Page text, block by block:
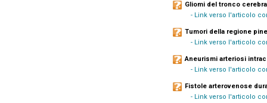
Gliomi del tronco
- Link verso l'articolo
Tumori della regione
- Link verso l'articolo
Aneurismi arteriosi
- Link verso l'articolo
Fistole arterovenose
- Link verso l'articolo